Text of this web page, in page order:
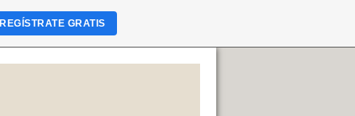
REGÍSTRATE GRATIS